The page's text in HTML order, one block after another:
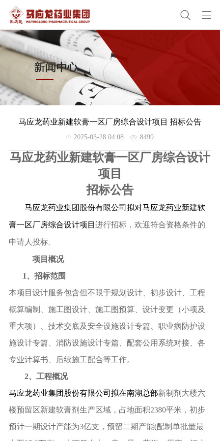
马应龙药业新建软膏一区厂房综合设计项目 招标公告
2025-03-28 04:08 8499
马应龙药业新建软膏一区厂房综合设计
项目
招标公告
马应龙药业集团股份有限公司拟对马应龙药业新建软
膏一区厂房综合设计项目 进行招标，欢迎符合资格条件的
申请人投标。
项目概况
1、招标范围
本项目设计服务包含但不限于规划设计、初步设计、工程
概算编制、施工图设计、施工图预算、设计变更（小项及
重大项）、技术交底及安全设施设计专篇、职业病防护设
施设计专篇、消防设施设计专篇、配套公用系统对接、各
专业计算书、后续施工配合等工作。
2、工程概况
马应龙药业集团股份有限公司拟在南湖总部新制剂大楼六
楼预留区新建软膏剂生产区域，占地面积2380平米，初步
预计一期设计产能为3亿支，预留二期产能(配制单批量最